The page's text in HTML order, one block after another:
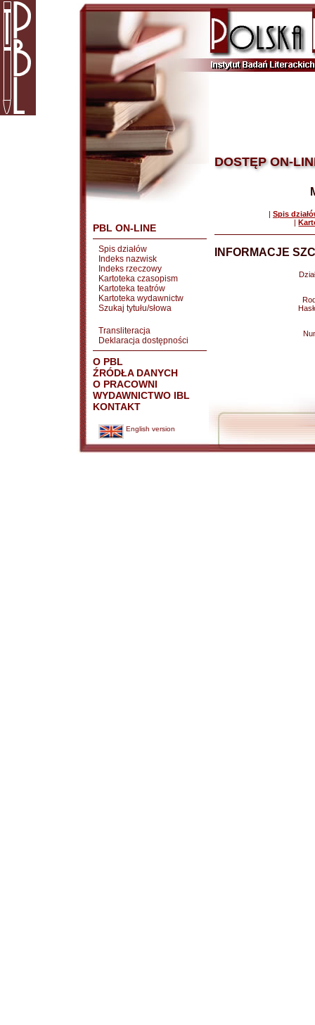
PBL ON-LINE
Spis działów
Indeks nazwisk
Indeks rzeczowy
Kartoteka czasopism
Kartoteka teatrów
Kartoteka wydawnictw
Szukaj tytułu/słowa
Transliteracja
Deklaracja dostępności
O PBL
ŹRÓDŁA DANYCH
O PRACOWNI
WYDAWNICTWO IBL
KONTAKT
English version
DOSTĘP ON-
| Spis
|
INFORMACJE